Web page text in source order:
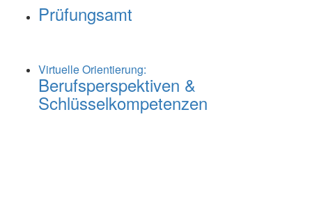
Prüfungsamt
Virtuelle Orientierung:
Berufsperspektiven &
Schlüsselkompetenzen